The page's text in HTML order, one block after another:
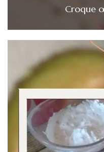
Croque